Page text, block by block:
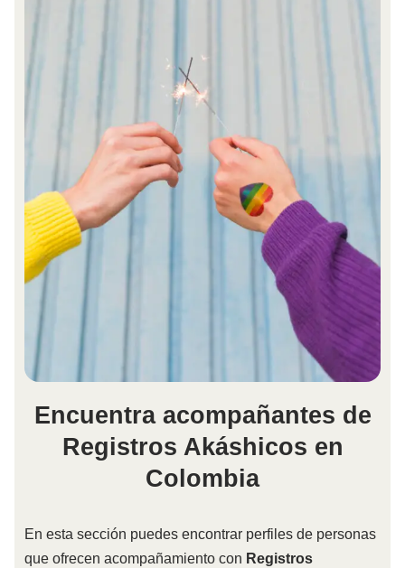
Encuentra acompañantes de
Registros Akáshicos en
Colombia
En esta sección puedes encontrar perfiles de personas
que ofrecen acompañamiento con Registros